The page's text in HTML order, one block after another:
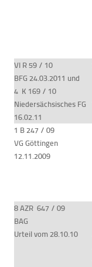
VI R 59 / 10
BFG 24.03.2011 und
4 K 169 / 10
Niedersächsisches FG
16.02.11
1 B 247 / 09
VG Göttingen
12.11.2009
8 AZR 647 / 09
BAG
Urteil vom 28.10.10